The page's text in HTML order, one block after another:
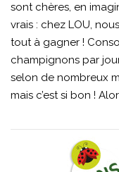
sont chères, en
vrais : chez LOU,
tout à gagner !
champignons par
selon de nombreux
mais c’est si bon !